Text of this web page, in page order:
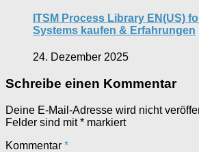
ITSM Process Library EN(US)
Systems kaufen & Erfahrungen
24. Dezember 2025
Schreibe einen Kommentar
Deine E-Mail-Adresse wird nicht
Felder sind mit* markiert
Kommentar *